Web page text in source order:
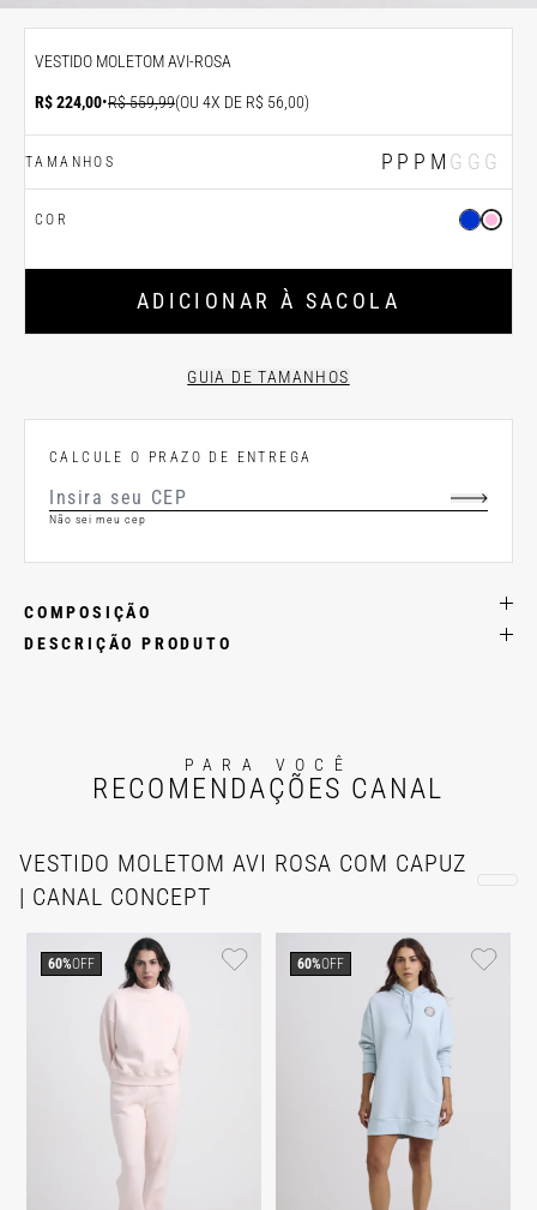
VESTIDO MOLETOM AVI-ROSA
R$ 224,00•R$ 559,99(OU 4X DE R$ 56,00)
TAMANHOS PP P M G GG
COR
ADICIONAR À SACOLA
GUIA DE TAMANHOS
CALCULE O PRAZO DE ENTREGA
Não sei meu cep
COMPOSIÇÃO
DESCRIÇÃO PRODUTO
PARA VOCÊ
RECOMENDAÇÕES CANAL
VESTIDO MOLETOM AVI ROSA COM CAPUZ
| CANAL CONCEPT
60%OFF 60%OFF